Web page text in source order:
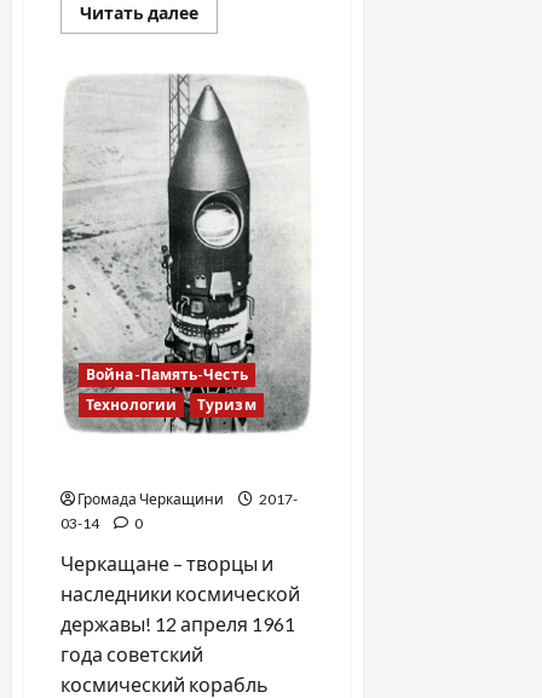
Читать далееПрочитать
больше
летию
прорыва
блокады
Ленинграда
посвящается…
Война-Память-Честь
Технологии
Туризм
Громада Черкащини
2017-
03-14
0
Черкащане – творцы и
наследники космической
державы! 12 апреля 1961
года советский
космический корабль